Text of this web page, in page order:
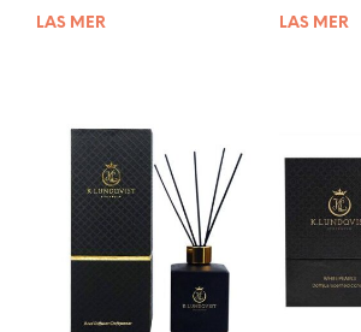
LÄS MER LÄS MER